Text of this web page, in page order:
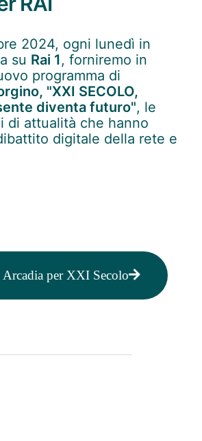
2024, ogni lunedì in
su Rai 1 , forniremo in
programma di
"XXI SECOLO,
diventa futuro", le
di attualità che hanno
digitale della rete e
per XXI Secolo